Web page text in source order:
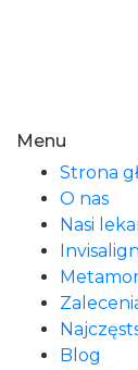
Menu
Strona
O nas
Nasi
Blog